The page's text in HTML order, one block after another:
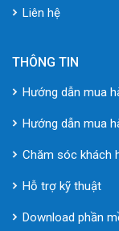
Liên hệ
THÔNG TIN
Hướng dẫn mua
Hướng dẫn mua
Chăm sóc khách
Hỗ trợ kỹ thuật
Download phần